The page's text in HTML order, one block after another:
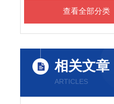
查看全部分类
相关文章
ARTICLES